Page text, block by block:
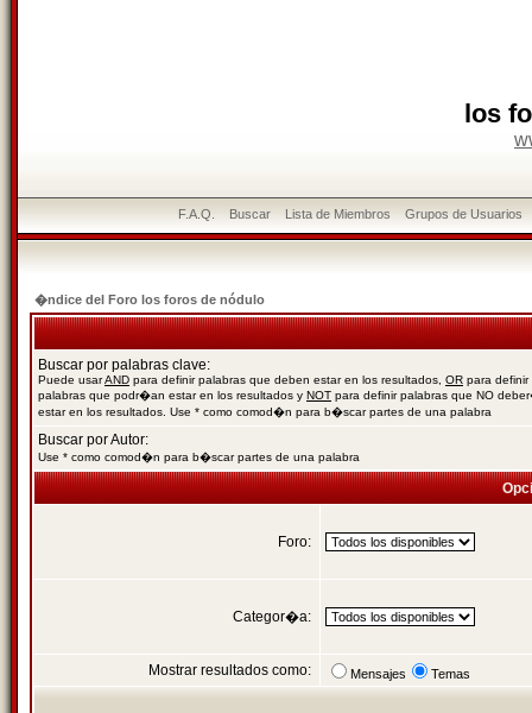
los
F.A.Q. Buscar Lista de Miembros Grupos de Usuarios
�ndice del Foro los foros de nódulo
Buscar por palabras clave:
Puede usarAND para definir palabras que deben estar en los resultados, OR para definir
palabras que podr�an estar en los resultados y NOT para definir palabras que NO
estar en los resultados. Use * como comod�n para b�scar partes de una palabra
Buscar por Autor:
Use * como comod�n para b�scar partes de una palabra
Foro:
Categor�a:
Mostrar resultados como: Mensajes Temas